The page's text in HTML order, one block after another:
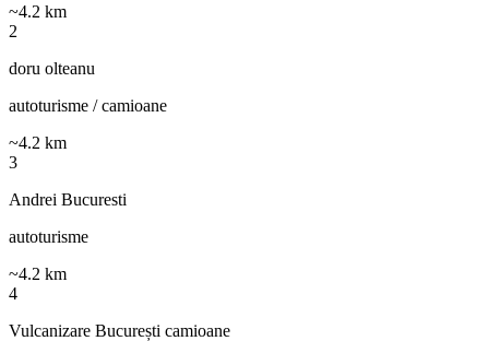
~4.2 km
2
doru olteanu
autoturisme / camioane
~4.2 km
3
Andrei Bucuresti
autoturisme
~4.2 km
4
Vulcanizare București camioane